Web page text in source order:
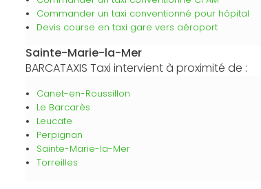
Commander un taxi conventionné pour hôpital
Devis course en taxi gare vers aéroport
Sainte-Marie-la-Mer
BARCATAXIS Taxi intervient à proximité de :
Canet-en-Roussillon
Le Barcarès
Leucate
Perpignan
Sainte-Marie-la-Mer
Torreilles